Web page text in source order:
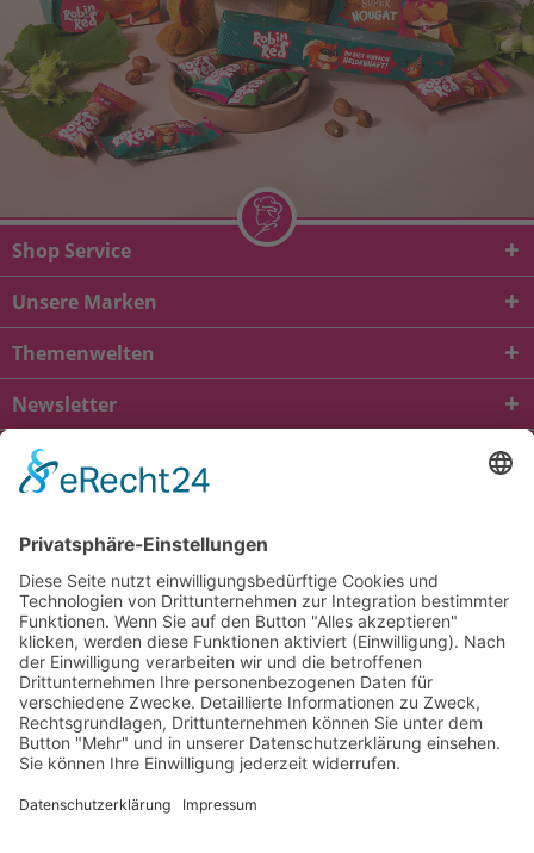
Shop Service
Unsere Marken
Themenwelten
Newsletter
* Alle Preise inkl. gesetzl. Mehrwertsteuer zzgl.
und ggf.
Nachnahmegebühren, wenn nicht anders beschrieben
viba.de
4.90von5.00bei1684
Kontakt Versandkosten und Lieferung
Zahlungsarten
FAQ – Häufig gestellte Fragen
Mein Konto
Allgemeine Geschäftsbedingungen
Datenschutz
Impressum
Barrierefreiheit
Cookie-Einstellungen
Widerrufsbelehrung
Vertrag widerrufen